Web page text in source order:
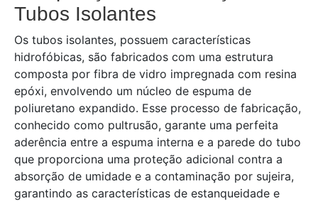
Tubos Isolantes
Os tubos isolantes, possuem características
hidrofóbicas, são fabricados com uma estrutura
composta por fibra de vidro impregnada com resina
epóxi, envolvendo um núcleo de espuma de
poliuretano expandido. Esse processo de fabricação,
conhecido como pultrusão, garante uma perfeita
aderência entre a espuma interna e a parede do tubo
que proporciona uma proteção adicional contra a
absorção de umidade e a contaminação por sujeira,
garantindo as características de estanqueidade e